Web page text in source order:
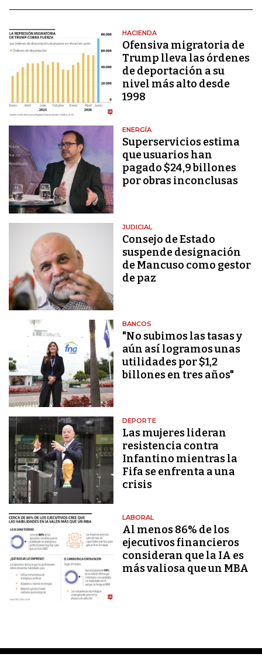
HACIENDA
Ofensiva migratoria de
Trump lleva las órdenes
de deportación a su
nivel más alto desde
1998
ENERGÍA
Superservicios estima
que usuarios han
pagado $24,9 billones
por obras inconclusas
JUDICIAL
Consejo de Estado
suspende designación
de Mancuso como gestor
de paz
BANCOS
"No subimos las tasas y
aún así logramos unas
utilidades por $1,2
billones en tres años"
DEPORTE
Las mujeres lideran
resistencia contra
Infantino mientras la
Fifa se enfrenta a una
crisis
LABORAL
Al menos 86% de los
ejecutivos financieros
consideran que la IA es
más valiosa que un MBA